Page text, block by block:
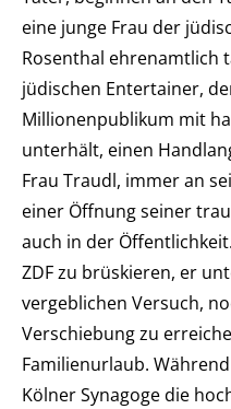
eine junge Frau der
Rosenthal ehrenamtlich
jüdischen Entertainer,
Millionenpublikum mit
unterhält, einen
Frau Traudl, immer an
einer Öffnung seiner
auch in der
ZDF zu brüskieren, er
vergeblichen Versuch,
Verschiebung zu
Familienurlaub.
Kölner Synagoge die